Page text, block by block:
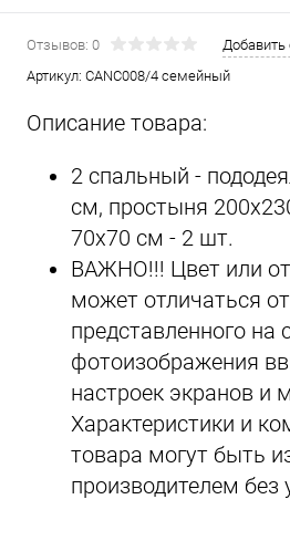
Отзывов: 0
Добавить
Артикул: CANC008/4 семейный
Описание товара:
2 спальный -
см, простыня
70х70 см - 2 шт.
ВАЖНО!!! Цвет или
может отличаться от
представленного на
фотоизображения
настроек экранов и
Характеристики и
товара могут быть
производителем без